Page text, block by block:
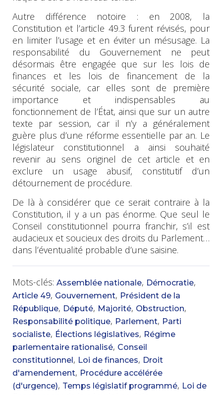
Autre différence notoire : en 2008, la
Constitution et l’article 49.3 furent révisés, pour
en limiter l’usage et en éviter un mésusage. La
responsabilité du Gouvernement ne peut
désormais être engagée que sur les lois de
finances et les lois de financement de la
sécurité sociale, car elles sont de première
importance et indispensables au
fonctionnement de l’État, ainsi que sur un autre
texte par session, car il n’y a généralement
guère plus d’une réforme essentielle par an. Le
législateur constitutionnel a ainsi souhaité
revenir au sens originel de cet article et en
exclure un usage abusif, constitutif d’un
détournement de procédure.
De là à considérer que ce serait contraire à la
Constitution, il y a un pas énorme. Que seul le
Conseil constitutionnel pourra franchir, s’il est
audacieux et soucieux des droits du Parlement…
dans l’éventualité probable d’une saisine.
Mots-clés: Assemblée nationale, Démocratie,
Article 49, Gouvernement, Président de la
République, Député, Majorité, Obstruction,
Responsabilité politique, Parlement, Parti
socialiste, Élections législatives, Régime
parlementaire rationalisé, Conseil
constitutionnel, Loi de finances, Droit
d'amendement, Procédure accélérée
(d'urgence), Temps législatif programmé, Loi de